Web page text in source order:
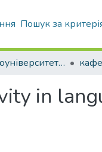
Пошук за
ННІ загальноуніверситетської підготовки
in